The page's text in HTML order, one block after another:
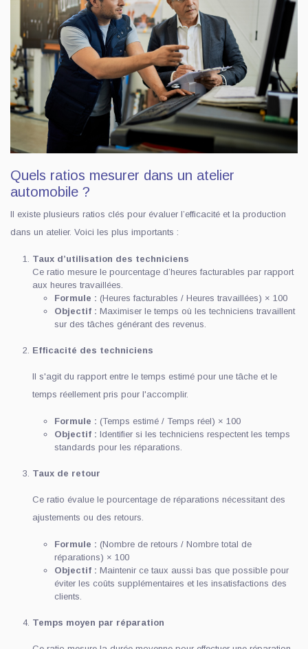
Quels ratios mesurer dans un atelier
automobile ?
Il existe plusieurs ratios clés pour évaluer l’efficacité et la production
dans un atelier. Voici les plus importants :
Taux d’utilisation des techniciens
Ce ratio mesure le pourcentage d’heures facturables par rapport
aux heures travaillées.
Formule : (Heures facturables / Heures travaillées) × 100
Objectif : Maximiser le temps où les techniciens travaillent
sur des tâches générant des revenus.
Efficacité des techniciens
Il s'agit du rapport entre le temps estimé pour une tâche et le
temps réellement pris pour l'accomplir.
Formule : (Temps estimé / Temps réel) × 100
Objectif : Identifier si les techniciens respectent les temps
standards pour les réparations.
Taux de retour
Ce ratio évalue le pourcentage de réparations nécessitant des
ajustements ou des retours.
Formule : (Nombre de retours / Nombre total de
réparations) × 100
Objectif : Maintenir ce taux aussi bas que possible pour
éviter les coûts supplémentaires et les insatisfactions des
clients.
Temps moyen par réparation